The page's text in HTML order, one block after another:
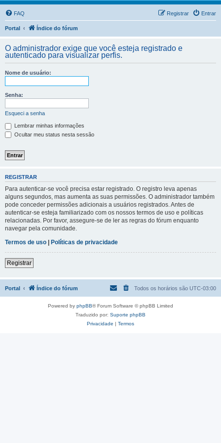
FAQ Entrar
Registrar
Portal Índice do fórum
O administrador exige que você esteja registrado e
autenticado para visualizar perfis.
Nome de usuário:
Senha:
Esqueci a senha
Lembrar minhas informações
Ocultar meu status nesta sessão
REGISTRAR
Para autenticar-se você precisa estar registrado. O registro leva apenas
alguns segundos, mas aumenta as suas permissões. O administrador também
pode conceder permissões adicionais a usuários registrados. Antes de
autenticar-se esteja familiarizado com os nossos termos de uso e políticas
relacionadas. Por favor, assegure-se de ler as regras do fórum enquanto
navegar pela comunidade.
Termos de uso | Políticas de privacidade
Registrar
Portal Índice do fórum Todos os horários são UTC-03:00
Powered by phpBB® Forum Software © phpBB Limited
Traduzido por: Suporte phpBB
Privacidade | Termos